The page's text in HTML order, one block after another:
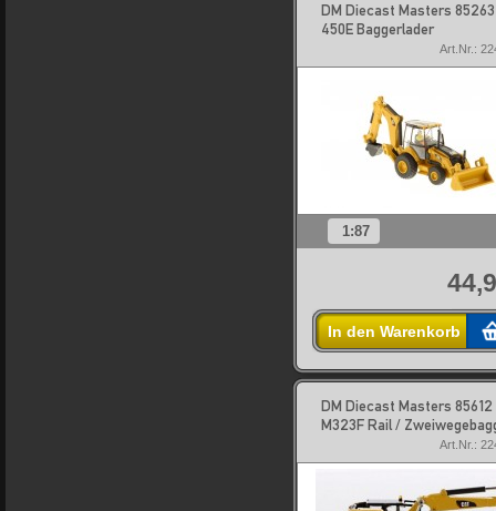
DM Diecast Masters
450E Baggerlader
Art.Nr.:
1:87
In den Warenkorb
DM Diecast Masters 85612
M323F Rail /
Art.Nr.: